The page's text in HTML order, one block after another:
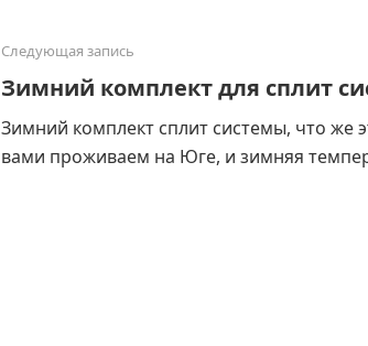
Следующая запись
Зимний комплект для сплит
Зимний комплект сплит системы, что же
вами проживаем на Юге, и зимняя